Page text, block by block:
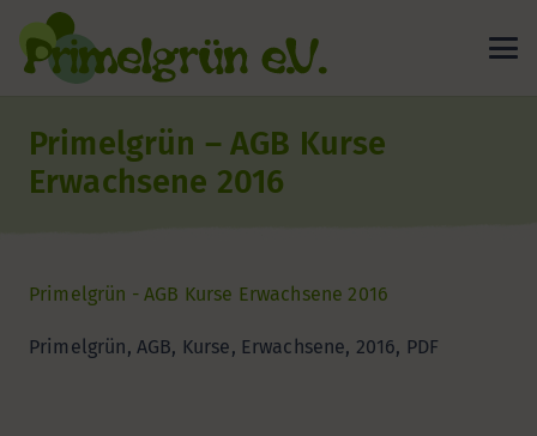
Primelgrün – AGB Kurse
Erwachsene 2016
Primelgrün - AGB Kurse Erwachsene 2016
Primelgrün, AGB, Kurse, Erwachsene, 2016, PDF